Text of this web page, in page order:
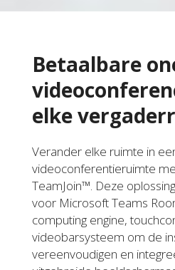
Betaalbare
elke
Verander elke ruimte in
videoconferentieruimte
TeamJoin™. Deze
voor Microsoft Teams
computing engine,
videobarsysteem om de
vereenvoudigen en